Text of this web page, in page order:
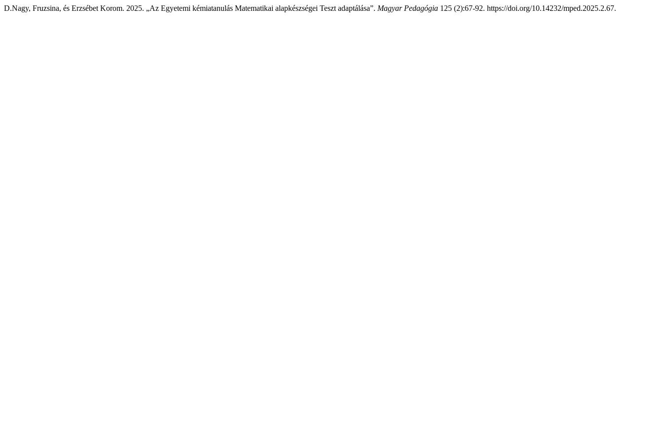
D.Nagy, Fruzsina, és Erzsébet Korom. 2025. „Az Egyetemi kémiatanulás Matematikai alapkészségei Teszt adaptálása”. Magyar Pedagógia 125 (2):67-92. https://doi.org/10.14232/mped.2025.2.67.